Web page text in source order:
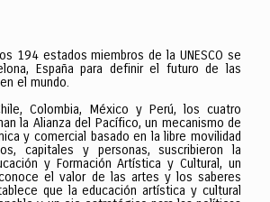
194 estados miembros de la UNESCO se
España para definir el futuro de las
el mundo.
Colombia, México y Perú, los cuatro
la Alianza del Pacífico, un mecanismo de
y comercial basado en la libre movilidad
capitales y personas, suscribieron la
y Formación Artística y Cultural, un
el valor de las artes y los saberes
que la educación artística y cultural